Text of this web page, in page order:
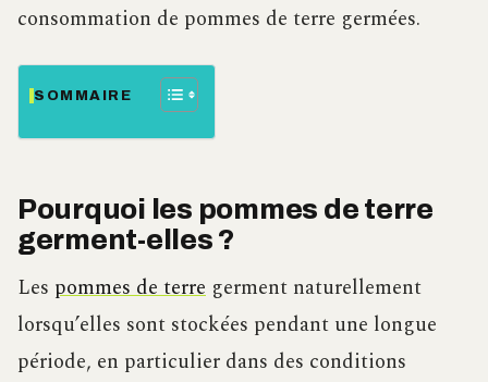
consommation de pommes de terre germées.
SOMMAIRE
Pourquoi les pommes de terre
germent-elles ?
Les pommes de terre germent naturellement
lorsqu’elles sont stockées pendant une longue
période, en particulier dans des conditions